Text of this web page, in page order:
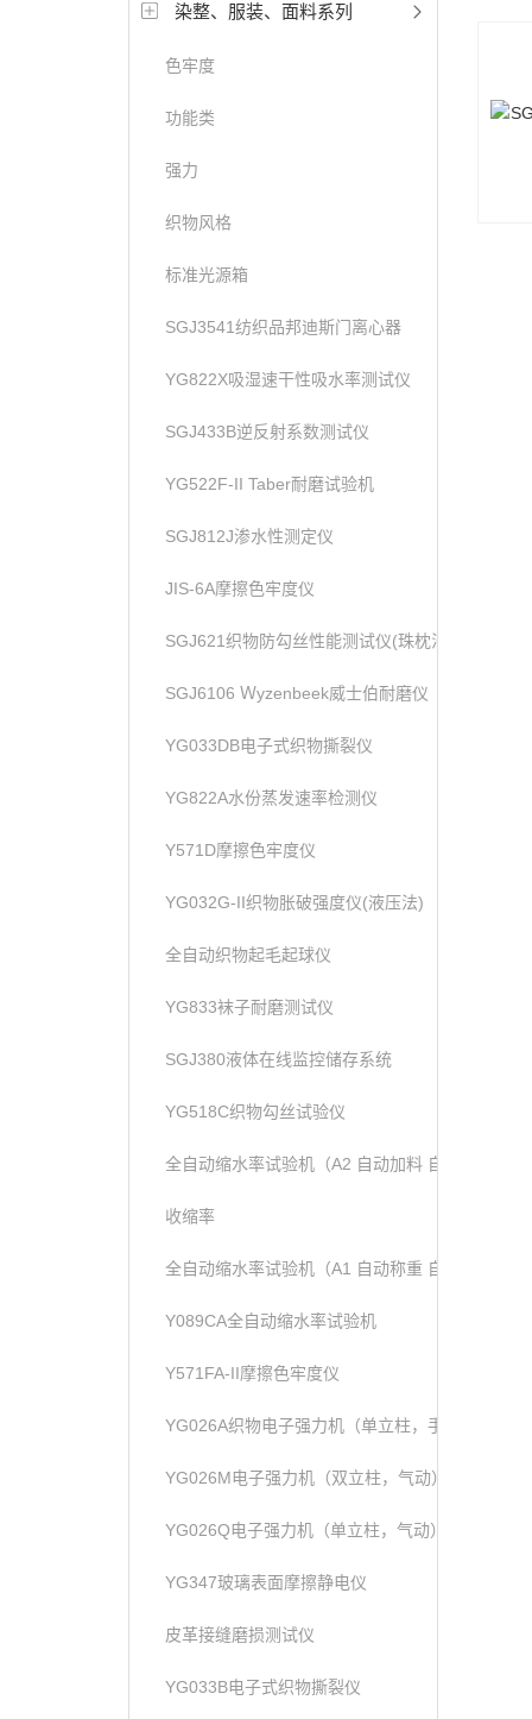
染整、服装、面料系列
色牢度
功能类
强力
织物风格
标准光源箱
SGJ3541纺织品邦迪斯门离心器
YG822X吸湿速干性吸水率测试仪
SGJ433B逆反射系数测试仪
YG522F-II Taber耐磨试验机
SGJ812J渗水性测定仪
JIS-6A摩擦色牢度仪
SGJ621织物防勾丝性能测试仪(珠枕法)
SGJ6106 Ｗyzenbeek威士伯耐磨仪
YG033DB电子式织物撕裂仪
YG822A水份蒸发速率检测仪
Y571D摩擦色牢度仪
YG032G-II织物胀破强度仪(液压法)
全自动织物起毛起球仪
YG833袜子耐磨测试仪
SGJ380液体在线监控储存系统
YG518C织物勾丝试验仪
全自动缩水率试验机（A2 自动加料 自动称重）
收缩率
全自动缩水率试验机（A1 自动称重 自动加液））
Y089CA全自动缩水率试验机
Y571FA-II摩擦色牢度仪
YG026A织物电子强力机（单立柱，手动）
YG026M电子强力机（双立柱，气动）
YG026Q电子强力机（单立柱，气动）
YG347玻璃表面摩擦静电仪
皮革接缝磨损测试仪
YG033B电子式织物撕裂仪